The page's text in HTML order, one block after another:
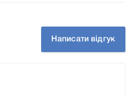
477dw, що дозволить Вам
Написати відгук